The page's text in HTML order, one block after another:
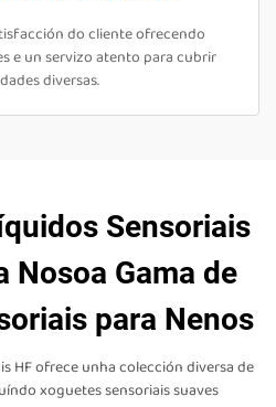
do cliente ofrecendo
e un servizo atento para cubrir
diversas.
Sensoriais
Nosoa Gama de
para Nenos
HF ofrece unha colección diversa de
xoguetes sensoriais suaves